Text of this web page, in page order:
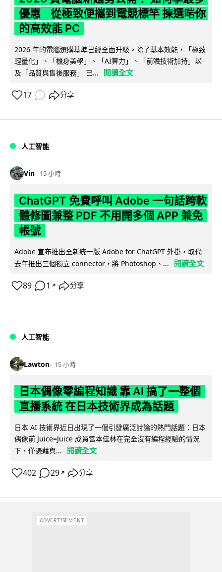
優惠 從極致便攜到電競標竿 揀選啱你
的高效能 PC
2026 年的電腦選購基準已經全面升級。除了基本效能，「極致
輕量化」、「機身美學」、「AI算力」、「前瞻技術加持」以
及「品質與售後服務」 已...
閱讀全文
17 分享
人工智能
Vin 15 小時
ChatGPT 免費呼叫 Adobe 一句話跨軟
體修圖兼整 PDF 不用開多個 APP 兼免
帳號
Adobe 宣布推出全新統一版 Adobe for ChatGPT 外掛，取代
去年推出三個獨立 connector，將 Photoshop、...
閱讀全文
89 1 ↗ 分享
人工智能
Lawton 15 小時
日本偶像零編程知識 靠 AI 搞了一整個
直播系統 在日本技術界成為話題
日本 AI 技術界近日出現了一個引發廣泛討論的熱門話題：日本
偶像前 Juice=Juice 成員宮本佳林在完全沒有編程經驗的情況
下，僅憑藉與...
閱讀全文
402 29 ↗ 分享
ADVERTISEMENT